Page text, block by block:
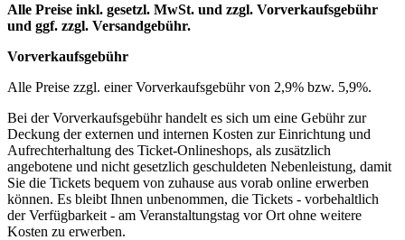
Alle Preise inkl. gesetzl. MwSt. und zzgl. Vorverkaufsgebühr
und ggf. zzgl. Versandgebühr.
Vorverkaufsgebühr
Alle Preise zzgl. einer Vorverkaufsgebühr von 2,9% bzw. 5,9%.
Bei der Vorverkaufsgebühr handelt es sich um eine Gebühr zur
Deckung der externen und internen Kosten zur Einrichtung und
Aufrechterhaltung des Ticket-Onlineshops, als zusätzlich
angebotene und nicht gesetzlich geschuldeten Nebenleistung, damit
Sie die Tickets bequem von zuhause aus vorab online erwerben
können. Es bleibt Ihnen unbenommen, die Tickets - vorbehaltlich
der Verfügbarkeit - am Veranstaltungstag vor Ort ohne weitere
Kosten zu erwerben.